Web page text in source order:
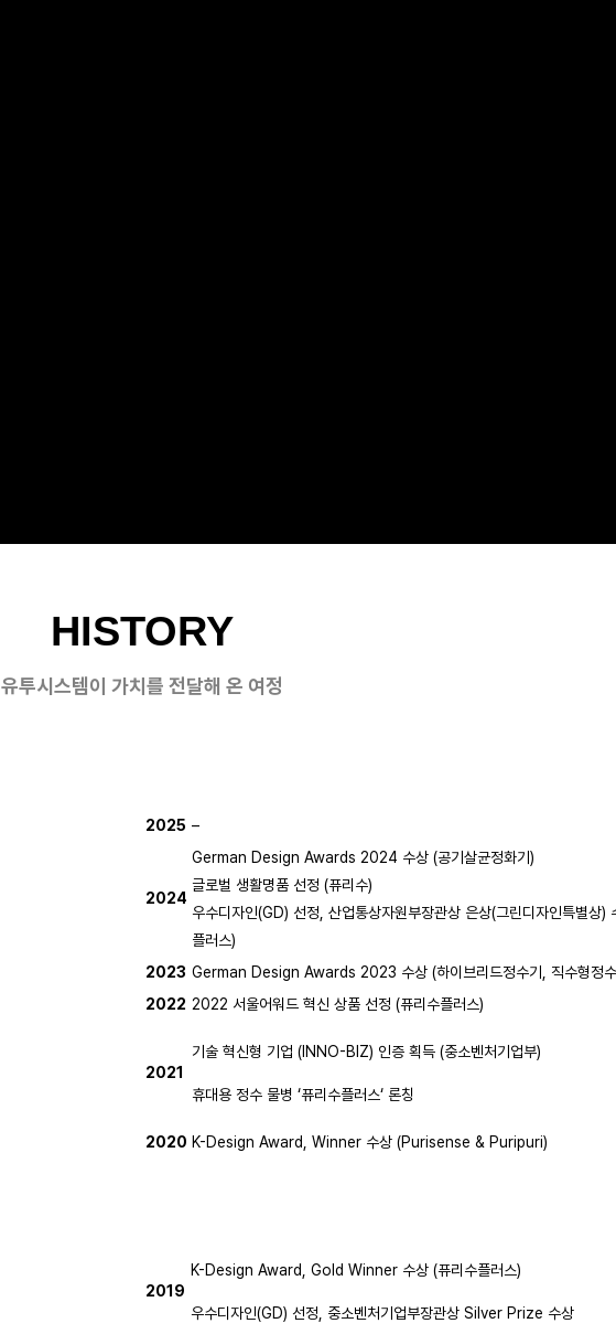
HISTORY
유투시스템이 가치를 전달해 온 여정
2025 –
2024
German Design Awards 2024 수상 (공기살균정화기)
글로벌 생활명품 선정 (퓨리수)
우수디자인(GD) 선정, 산업통상자원부장관상 은상(그린디자인특별상)
플러스)
2023 German Design Awards 2023 수상 (하이브리드정수기, 직수형정
2022 2022 서울어워드 혁신 상품 선정 (퓨리수플러스)
2021
기술 혁신형 기업 (INNO-BIZ) 인증 획득 (중소벤처기업부)
휴대용 정수 물병 ‘퓨리수플러스‘ 론칭
2020 K-Design Award, Winner 수상 (Purisense & Puripuri)
2019
K-Design Award, Gold Winner 수상 (퓨리수플러스)
우수디자인(GD) 선정, 중소벤처기업부장관상 Silver Prize 수상